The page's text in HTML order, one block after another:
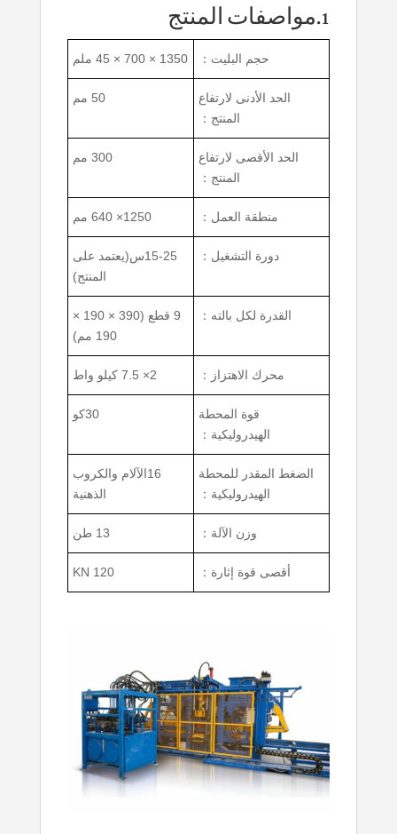
1.مواصفات المنتج
حجم البليت： 1350 × 700 × 45 ملم
الحد الأدنى لارتفاع
المنتج：
50 مم
الحد الأقصى لارتفاع
المنتج：
300 مم
منطقة العمل： 1250× 640 مم
دورة التشغيل：
15-25س(يعتمد على
المنتج)
القدرة لكل بالته：
9 قطع (390 × 190 ×
190 مم)
محرك الاهتزاز： 2× 7.5 كيلو واط
قوة المحطة
الهيدروليكية：
30كو
الضغط المقدر للمحطة
الهيدروليكية：
16الآلام والكروب
الذهنية
وزن الآلة： 13 طن
أقصى قوة إثارة： 120 KN